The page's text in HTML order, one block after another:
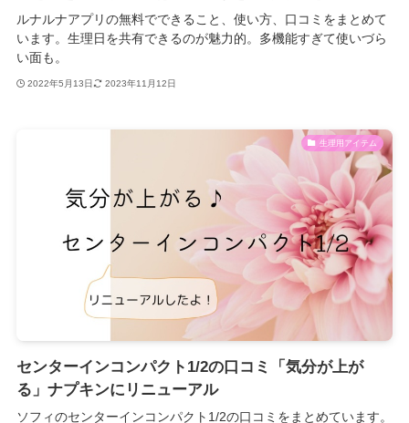
ルナルナアプリの無料でできること、使い方、口コミをまとめて
います。生理日を共有できるのが魅力的。多機能すぎて使いづら
い面も。
2022年5月13日 2023年11月12日
生理用アイテム
センターインコンパクト1/2の口コミ「気分が上が
る」ナプキンにリニューアル
ソフィのセンターインコンパクト1/2の口コミをまとめています。